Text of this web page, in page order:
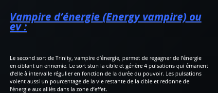
Vampire d’énergie (Energy vampire) ou
ev :
Le second sort de Trinity, vampire d’énergie, permet de regagner de l’énergie
en ciblant un ennemie. Le sort stun la cible et génère 4 pulsations qui émanent
d’elle à intervalle régulier en fonction de la durée du pouvoir. Les pulsations
volent aussi un pourcentage de la vie restante de la cible et redonne de
l’énergie aux alliés dans la zone d’effet.